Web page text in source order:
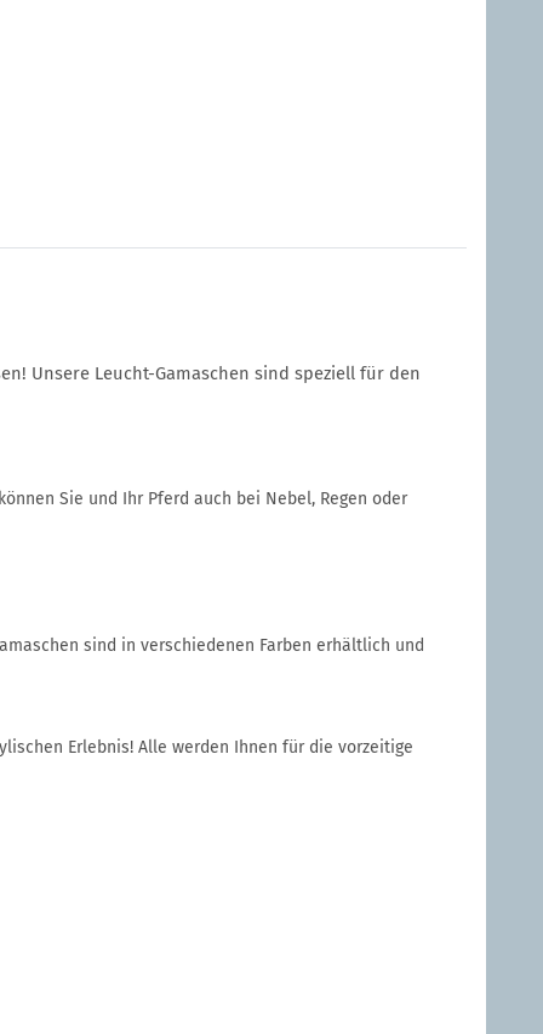
Unsere Leucht-Gamaschen sind speziell für den
Sie und Ihr Pferd auch bei Nebel, Regen oder
sind in verschiedenen Farben erhältlich und
Erlebnis! Alle werden Ihnen für die vorzeitige